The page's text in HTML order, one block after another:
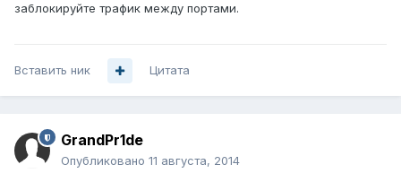
заблокируйте трафик между портами.
Вставить ник Цитата
GrandPr1de
Опубликовано 11 августа, 2014